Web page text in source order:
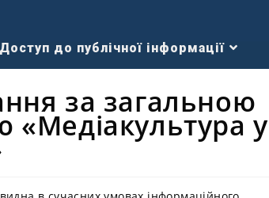
Доступ до публічної інформації
за загальною
у